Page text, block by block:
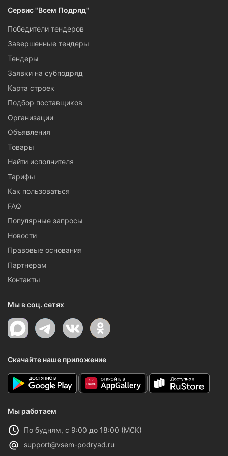
Если вы занимаетесь строительством прочих сооружений,
то заполните
работников во Владивостоке.
Сервис "Всем Подряд"
Победители тендеров
Завершенные тендеры
Тендеры
Заявки на субподряд
Карта строек
Подбор поставщиков
Организации
Объявления
Товары
Найти исполнителя
Тарифы
Как пользоваться
FAQ
Популярные запросы
Новости
Правовые основания
Партнерам
Контакты
Мы в соц. сетях
Скачайте наше приложение
Мы работаем
По будням, с 9:00 до 18:00 (МСК)
support@vsem-podryad.ru